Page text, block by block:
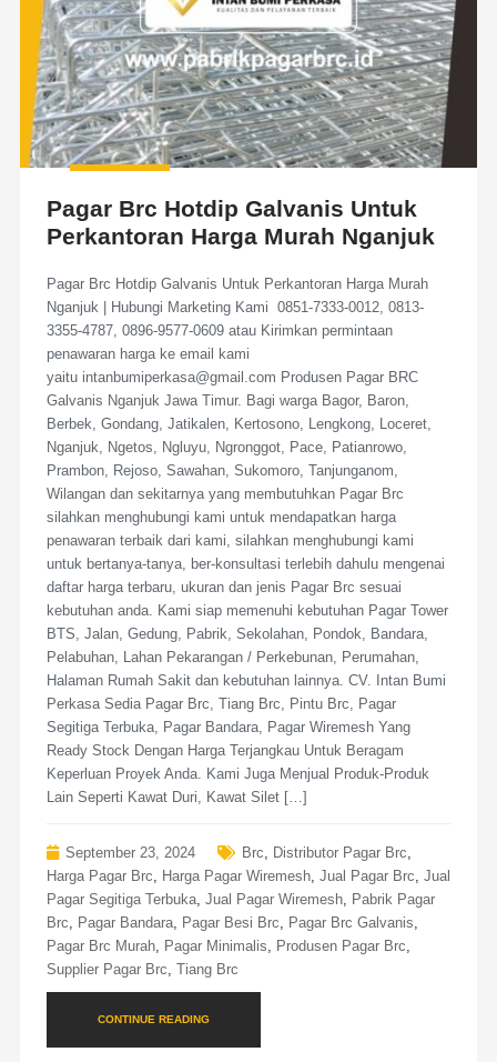
Pagar Brc Hotdip Galvanis Untuk
Perkantoran Harga Murah Nganjuk
Pagar Brc Hotdip Galvanis Untuk Perkantoran Harga Murah
Nganjuk | Hubungi Marketing Kami 0851-7333-0012, 0813-
3355-4787, 0896-9577-0609 atau Kirimkan permintaan
penawaran harga ke email kami
yaitu intanbumiperkasa@gmail.com Produsen Pagar BRC
Galvanis Nganjuk Jawa Timur. Bagi warga Bagor, Baron,
Berbek, Gondang, Jatikalen, Kertosono, Lengkong, Loceret,
Nganjuk, Ngetos, Ngluyu, Ngronggot, Pace, Patianrowo,
Prambon, Rejoso, Sawahan, Sukomoro, Tanjunganom,
Wilangan dan sekitarnya yang membutuhkan Pagar Brc
silahkan menghubungi kami untuk mendapatkan harga
penawaran terbaik dari kami, silahkan menghubungi kami
untuk bertanya-tanya, ber-konsultasi terlebih dahulu mengenai
daftar harga terbaru, ukuran dan jenis Pagar Brc sesuai
kebutuhan anda. Kami siap memenuhi kebutuhan Pagar Tower
BTS, Jalan, Gedung, Pabrik, Sekolahan, Pondok, Bandara,
Pelabuhan, Lahan Pekarangan / Perkebunan, Perumahan,
Halaman Rumah Sakit dan kebutuhan lainnya. CV. Intan Bumi
Perkasa Sedia Pagar Brc, Tiang Brc, Pintu Brc, Pagar
Segitiga Terbuka, Pagar Bandara, Pagar Wiremesh Yang
Ready Stock Dengan Harga Terjangkau Untuk Beragam
Keperluan Proyek Anda. Kami Juga Menjual Produk-Produk
Lain Seperti Kawat Duri, Kawat Silet […]
September 23, 2024 Brc, Distributor Pagar Brc,
Harga Pagar Brc, Harga Pagar Wiremesh, Jual Pagar Brc, Jual
Pagar Segitiga Terbuka, Jual Pagar Wiremesh, Pabrik Pagar
Brc, Pagar Bandara, Pagar Besi Brc, Pagar Brc Galvanis,
Pagar Brc Murah, Pagar Minimalis, Produsen Pagar Brc,
Supplier Pagar Brc, Tiang Brc
CONTINUE READING